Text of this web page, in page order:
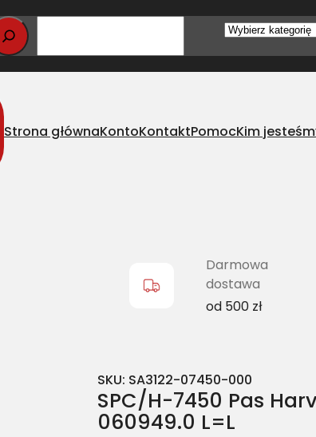
Wybierz
Strona głównaKontoKontaktPomocKim
CL 060949.0 L=L
Darmowa
dostawa
od 500 zł
SKU: SA3122-07450-000
SPC/H-7450 Pas
060949.0 L=L